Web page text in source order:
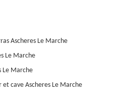
Ascheres Le Marche
Le Marche
Le Marche
et cave Ascheres Le Marche